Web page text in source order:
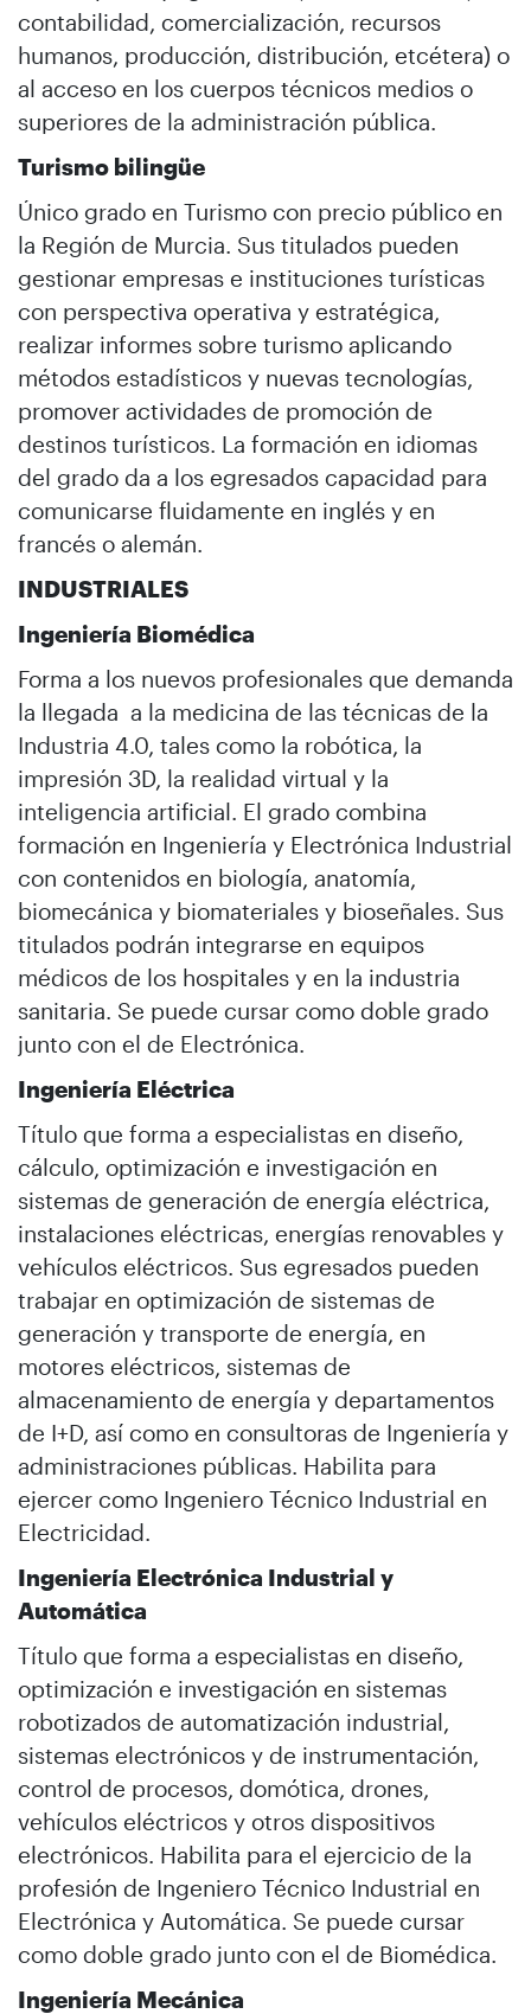
contabilidad, comercialización, recursos
humanos, producción, distribución, etcétera) o
al acceso en los cuerpos técnicos medios o
superiores de la administración pública.
Turismo bilingüe
Único grado en Turismo con precio público en
la Región de Murcia. Sus titulados pueden
gestionar empresas e instituciones turísticas
con perspectiva operativa y estratégica,
realizar informes sobre turismo aplicando
métodos estadísticos y nuevas tecnologías,
promover actividades de promoción de
destinos turísticos. La formación en idiomas
del grado da a los egresados capacidad para
comunicarse fluidamente en inglés y en
francés o alemán.
INDUSTRIALES
Ingeniería Biomédica
Forma a los nuevos profesionales que demanda
la llegada a la medicina de las técnicas de la
Industria 4.0, tales como la robótica, la
impresión 3D, la realidad virtual y la
inteligencia artificial. El grado combina
formación en Ingeniería y Electrónica Industrial
con contenidos en biología, anatomía,
biomecánica y biomateriales y bioseñales. Sus
titulados podrán integrarse en equipos
médicos de los hospitales y en la industria
sanitaria. Se puede cursar como doble grado
junto con el de Electrónica.
Ingeniería Eléctrica
Título que forma a especialistas en diseño,
cálculo, optimización e investigación en
sistemas de generación de energía eléctrica,
instalaciones eléctricas, energías renovables y
vehículos eléctricos. Sus egresados pueden
trabajar en optimización de sistemas de
generación y transporte de energía, en
motores eléctricos, sistemas de
almacenamiento de energía y departamentos
de I+D, así como en consultoras de Ingeniería y
administraciones públicas. Habilita para
ejercer como Ingeniero Técnico Industrial en
Electricidad.
Ingeniería Electrónica Industrial y
Automática
Título que forma a especialistas en diseño,
optimización e investigación en sistemas
robotizados de automatización industrial,
sistemas electrónicos y de instrumentación,
control de procesos, domótica, drones,
vehículos eléctricos y otros dispositivos
electrónicos. Habilita para el ejercicio de la
profesión de Ingeniero Técnico Industrial en
Electrónica y Automática. Se puede cursar
como doble grado junto con el de Biomédica.
Ingeniería Mecánica